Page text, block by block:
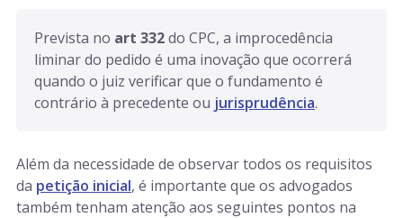
Prevista no art 332 do CPC, a improcedência
liminar do pedido é uma inovação que ocorrerá
quando o juiz verificar que o fundamento é
contrário à precedente ou jurisprudência.
Além da necessidade de observar todos os requisitos
da petição inicial, é importante que os advogados
também tenham atenção aos seguintes pontos na